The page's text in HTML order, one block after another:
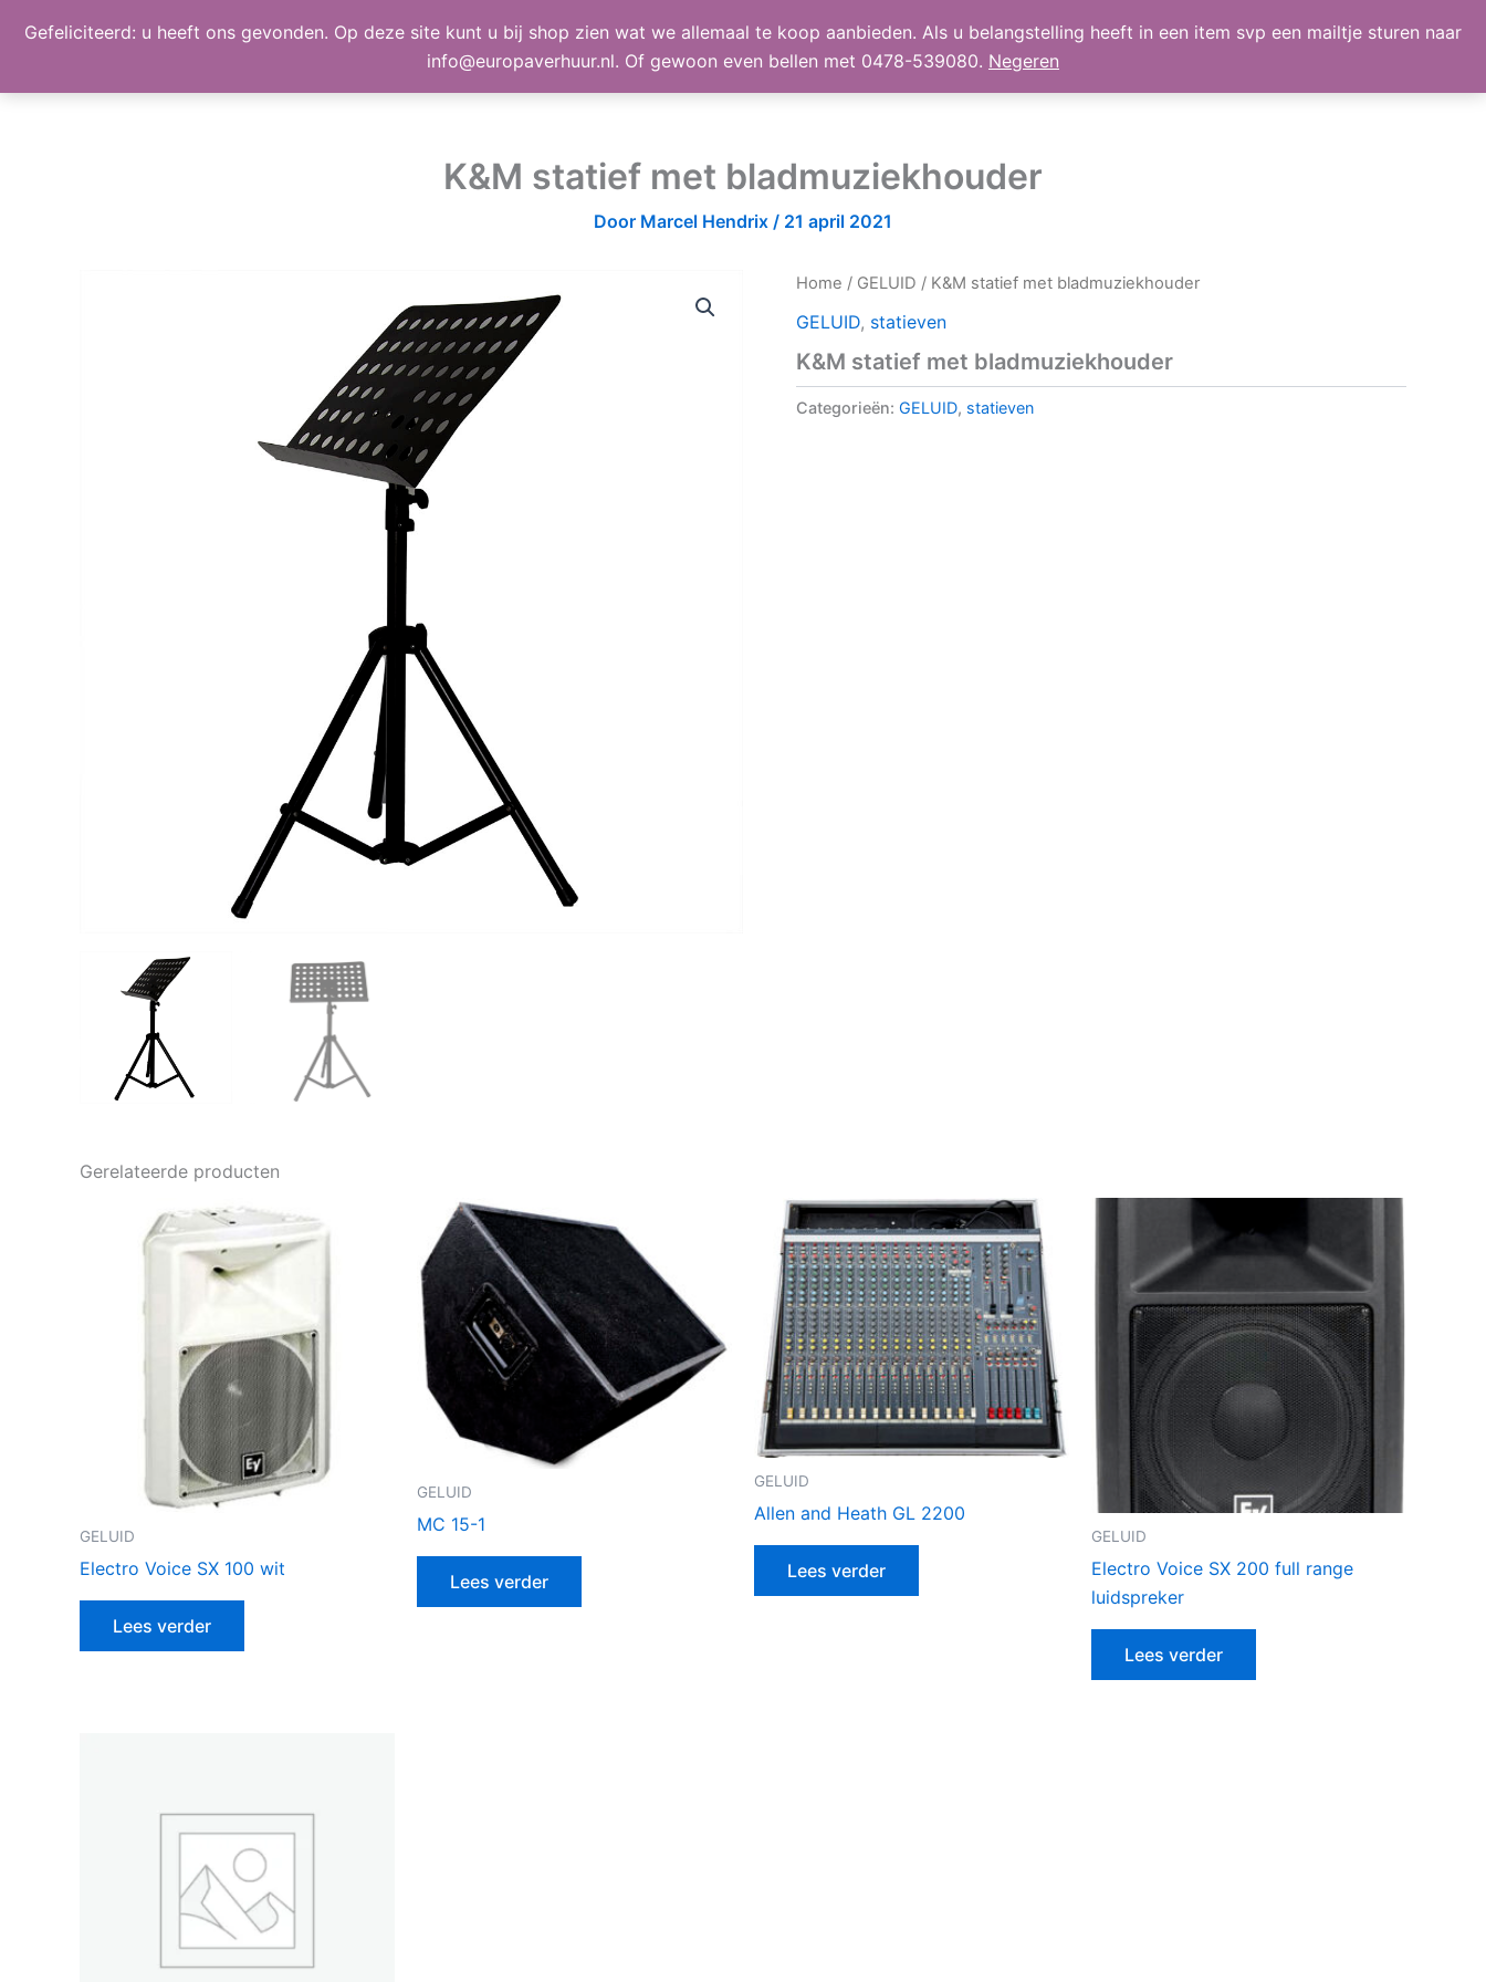
Gefeliciteerd: u heeft ons gevonden. Op deze site kunt u bij shop zien wat we allemaal te koop aanbieden. Als u belangstelling heeft in een item svp een mailtje sturen naar
info@europaverhuur.nl. Of gewoon even bellen met 0478-539080. Negeren
naar
inhoud
BEELD, GELUID, LICHT TE KOOP Shop Winkelmand Mijn Account Nieuws retour
K&M statief met bladmuziekhouder
Door Marcel Hendrix / 21 april 2021
Home / GELUID / K&M statief met bladmuziekhouder
GELUID, statieven
K&M statief met bladmuziekhouder
Categorieën: GELUID, statieven
Gerelateerde producten
GELUID
Electro Voice SX 100 wit
Lees verder
GELUID
MC 15-1
Lees verder
GELUID
Allen and Heath GL 2200
Lees verder
GELUID
Electro Voice SX 200 full range
luidspreker
Lees verder